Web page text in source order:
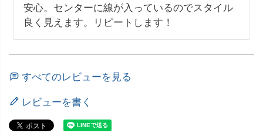
安心。センターに線が入っているのでスタイル
良く見えます。リピートします！
すべてのレビューを見る
レビューを書く